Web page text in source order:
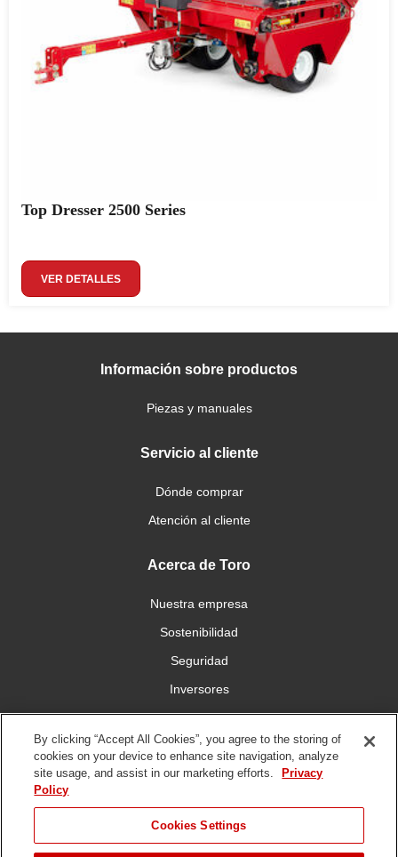
Top Dresser 2500 Series
VER DETALLES
Información sobre productos
Piezas y manuales
Servicio al cliente
Dónde comprar
Atención al cliente
Acerca de Toro
Nuestra empresa
Sostenibilidad
Seguridad
Inversores
Trabajo
Conéctese con nosotros
By clicking “Accept All Cookies”, you agree to the storing of
cookies on your device to enhance site navigation, analyze
site usage, and assist in our marketing efforts.
Privacy
Policy
Cookies Settings